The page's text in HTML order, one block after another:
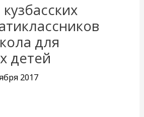
для
детей
2017